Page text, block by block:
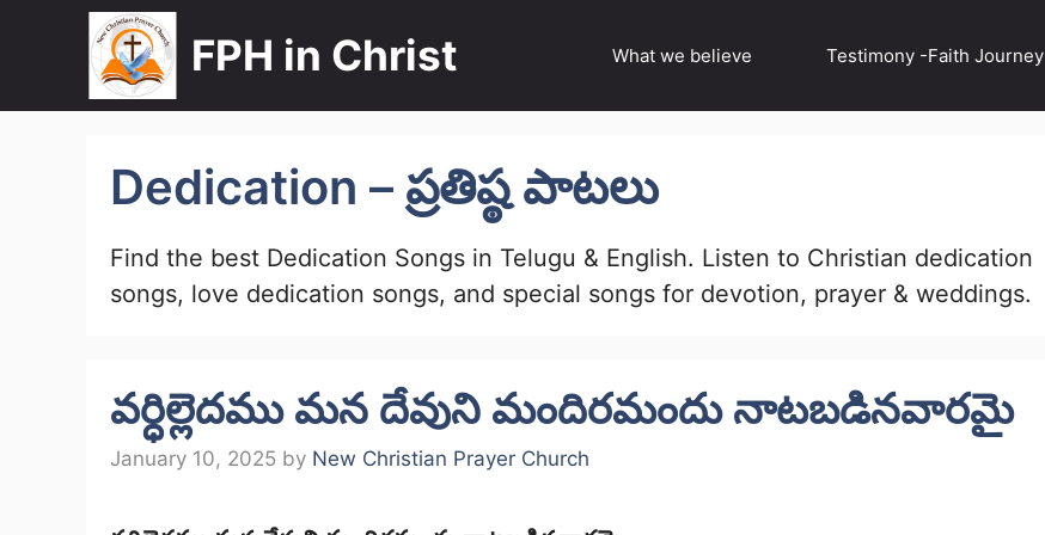
FPH in Christ What we believe Testimony -Faith Journey
Dedication – ప్రతిష్ఠ పాటలు
Find the best Dedication Songs in Telugu & English. Listen to Christian dedication
songs, love dedication songs, and special songs for devotion, prayer & weddings.
వర్ధిల్లెదము మన దేవుని మందిరమందు నాటబడినవారమై
January 10, 2025 by New Christian Prayer Church